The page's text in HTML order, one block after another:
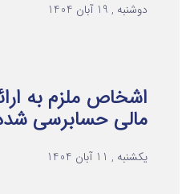
دوشنبه , 19 آبان 1404
اشخاص ملزم به
مالی حسابرسی شده
یکشنبه , 11 آبان 1404